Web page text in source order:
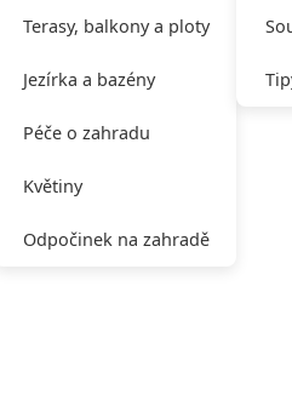
Terasy, balkony a ploty
Jezírka a bazény
Péče o zahradu
Květiny
Odpočinek na zahradě